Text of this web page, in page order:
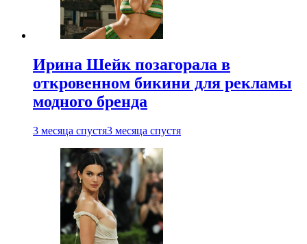
Ирина Шейк позагорала в
откровенном бикини для рекламы
модного бренда
3 месяца спустя3 месяца спустя